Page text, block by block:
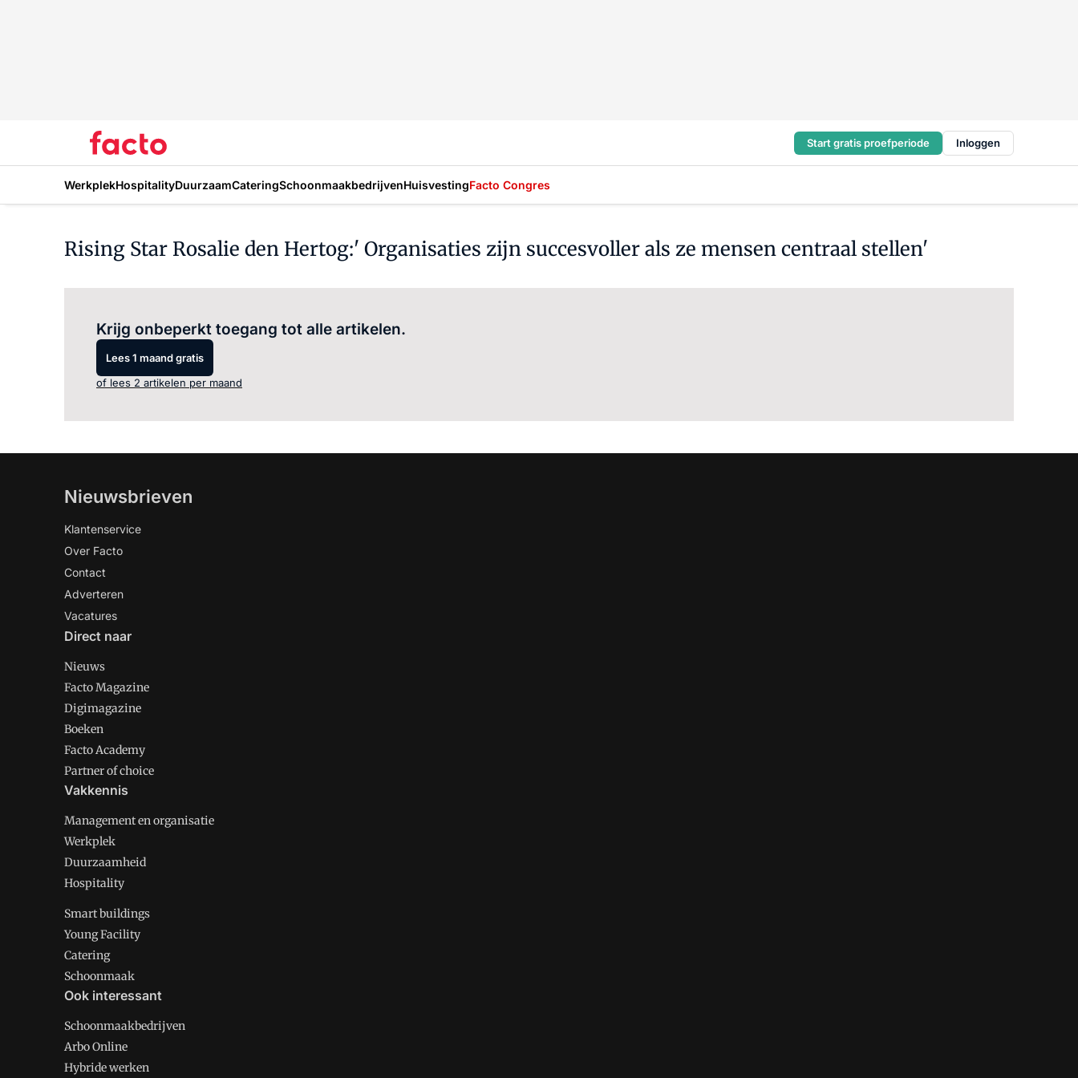
Start gratis proefperiode Inloggen
WerkplekHospitalityDuurzaamCateringSchoonmaakbedrijvenHuisvestingFacto Congres
Rising Star Rosalie den Hertog:' Organisaties zijn succesvoller als ze mensen centraal stellen'
Krijg onbeperkt toegang tot alle artikelen.
Lees 1 maand gratis
of lees 2 artikelen per maand
Nieuwsbrieven
Klantenservice
Over Facto
Contact
Adverteren
Vacatures
Direct naar
Nieuws
Facto Magazine
Digimagazine
Boeken
Facto Academy
Partner of choice
Vakkennis
Management en organisatie
Werkplek
Duurzaamheid
Hospitality
Smart buildings
Young Facility
Catering
Schoonmaak
Ook interessant
Schoonmaakbedrijven
Arbo Online
Hybride werken